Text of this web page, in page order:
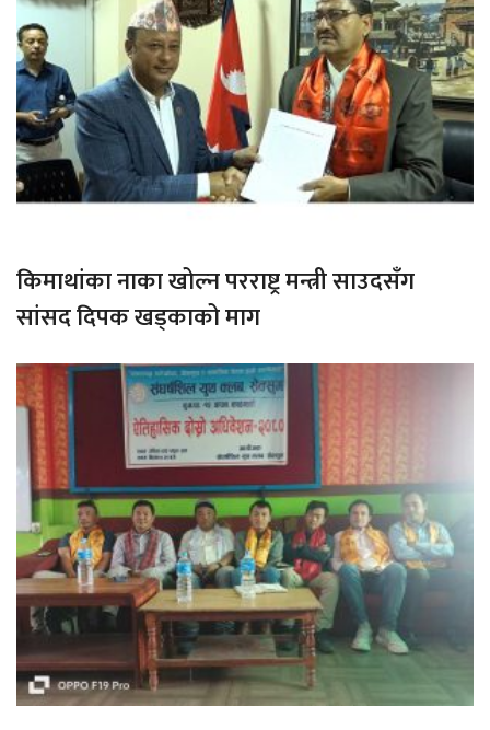
किमाथांका नाका खोल्न परराष्ट्र मन्त्री साउदसँग
सांसद दिपक खड्काको माग